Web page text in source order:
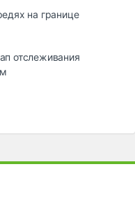
на границе
отслеживания